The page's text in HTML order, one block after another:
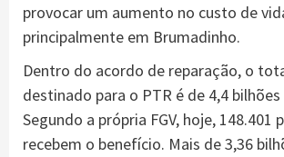
provocar um aumento no custo de
principalmente em Brumadinho.
Dentro do acordo de reparação, o
destinado para o PTR é de 4,4 bilhões
Segundo a própria FGV, hoje, 148.401
recebem o benefício. Mais de 3,36